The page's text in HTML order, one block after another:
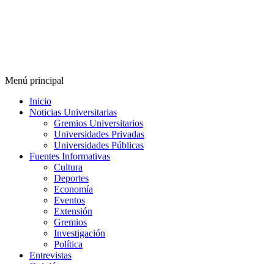
Menú principal
Inicio
Noticias Universitarias
Gremios Universitarios
Universidades Privadas
Universidades Públicas
Fuentes Informativas
Cultura
Deportes
Economía
Eventos
Extensión
Gremios
Investigación
Política
Entrevistas